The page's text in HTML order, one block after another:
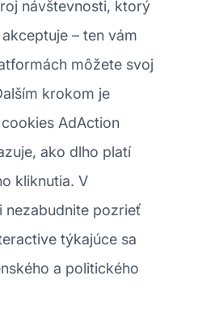
návštevnosti, ktorý
– ten vám
môžete svoj
krokom je
AdAction
ako dlho platí
kliknutia. V
nezabudnite pozrieť
týkajúce sa
a politického